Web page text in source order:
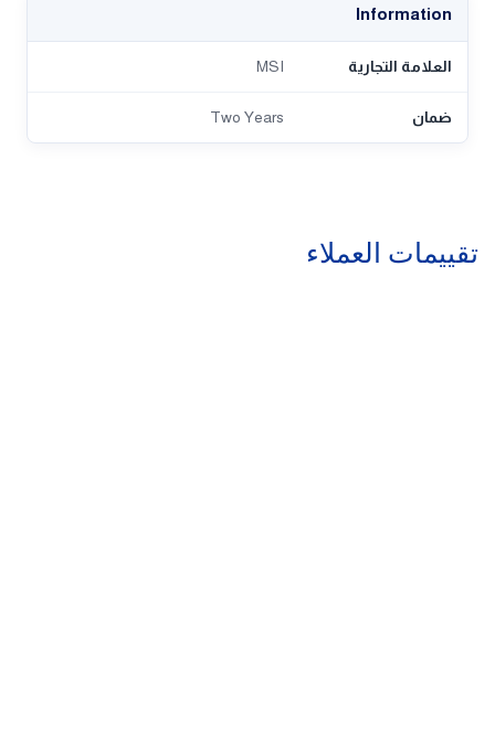
Information
العلامة التجارية MSI
ضمان Two Years
تقييمات العملاء